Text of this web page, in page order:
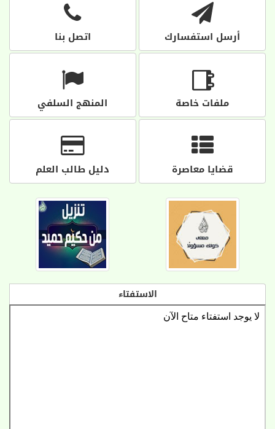
أرسل استفسارك اتصل بنا
ملفات خاصة المنهج السلفي
قضايا معاصرة دليل طالب العلم
الاستفتاء